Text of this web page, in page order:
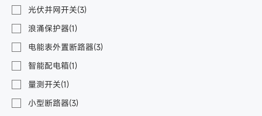
光伏并网开关(3)
浪涌保护器(1)
电能表外置断路器(3)
智能配电箱(1)
量测开关(1)
小型断路器(3)